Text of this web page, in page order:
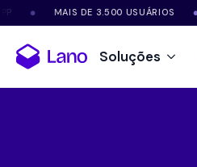
● MAIS DE 3.500 USUÁRIOS
Soluções